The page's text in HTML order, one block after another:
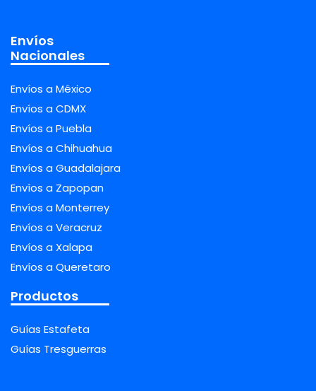
Envíos
Nacionales
Envíos a México
Envíos a CDMX
Envíos a Puebla
Envíos a Chihuahua
Envíos a Guadalajara
Envíos a Zapopan
Envíos a Monterrey
Envíos a Veracruz
Envíos a Xalapa
Envíos a Queretaro
Productos
Guías Estafeta
Guías Tresguerras